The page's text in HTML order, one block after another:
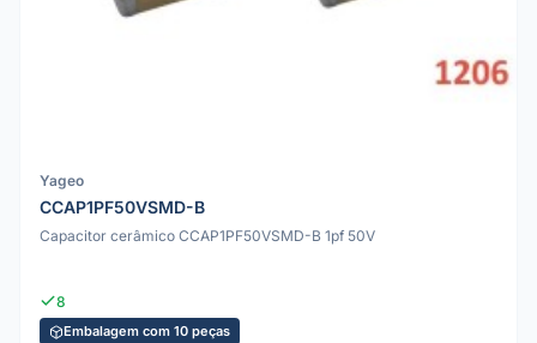
Yageo
CCAP1PF50VSMD-B
Capacitor cerâmico CCAP1PF50VSMD-B 1pf 50V
8
Embalagem com 10 peças